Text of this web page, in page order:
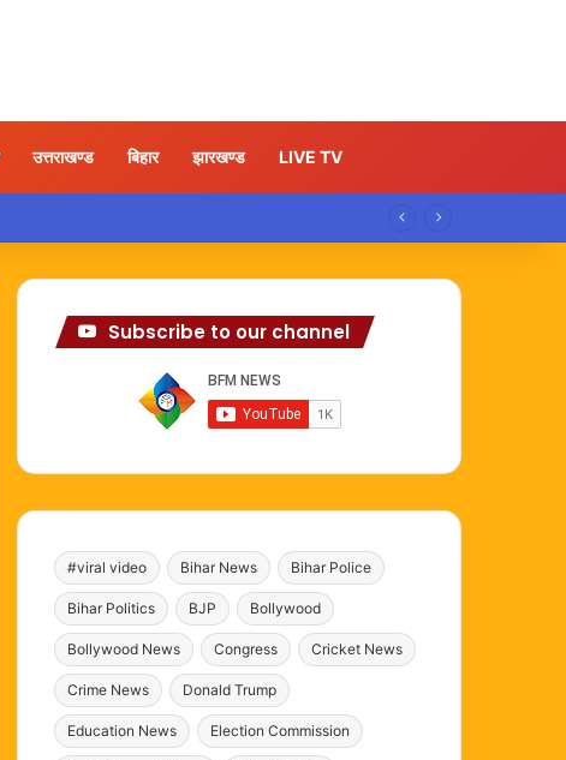
उत्तराखण्ड बिहार झारखण्ड LIVE TV
Subscribe to our channel
#viral video Bihar News Bihar Police
Bihar Politics BJP Bollywood
Bollywood News Congress Cricket News
Crime News Donald Trump
Education News Election Commission